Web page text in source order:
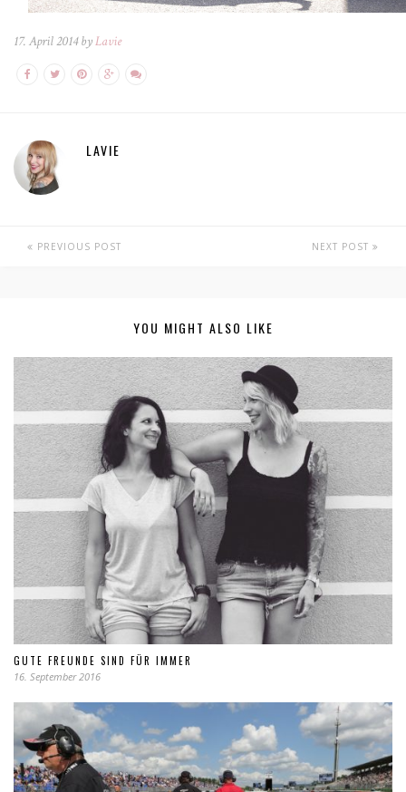
17. April 2014 byLavie
LAVIE
PREVIOUS POST NEXT POST
YOU MIGHT ALSO LIKE
GUTE FREUNDE SIND FÜR IMMER
16. September 2016